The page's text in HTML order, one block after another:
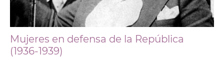
Mujeres en defensa de la República
(1936-1939)